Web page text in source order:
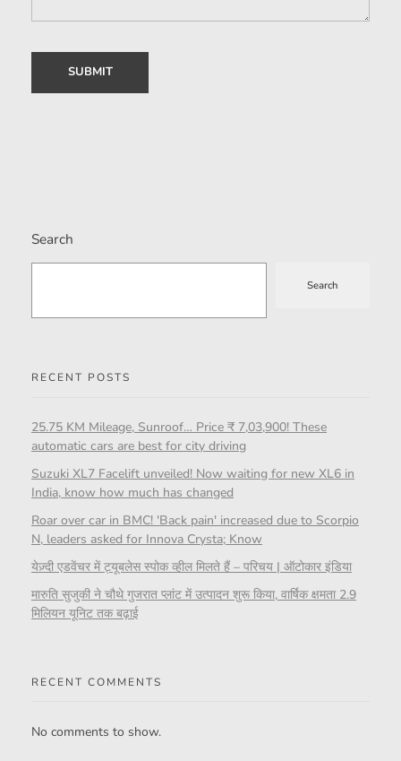
Search
Search
RECENT POSTS
25.75 KM Mileage, Sunroof… Price ₹ 7,03,900! These
automatic cars are best for city driving
Suzuki XL7 Facelift unveiled! Now waiting for new XL6 in
India, know how much has changed
Roar over car in BMC! 'Back pain' increased due to Scorpio
N, leaders asked for Innova Crysta; Know
येज़्दी एडवेंचर में ट्यूबलेस स्पोक व्हील मिलते हैं – परिचय | ऑटोकार इंडिया
मारुति सुजुकी ने चौथे गुजरात प्लांट में उत्पादन शुरू किया, वार्षिक क्षमता 2.9
मिलियन यूनिट तक बढ़ाई
RECENT COMMENTS
No comments to show.